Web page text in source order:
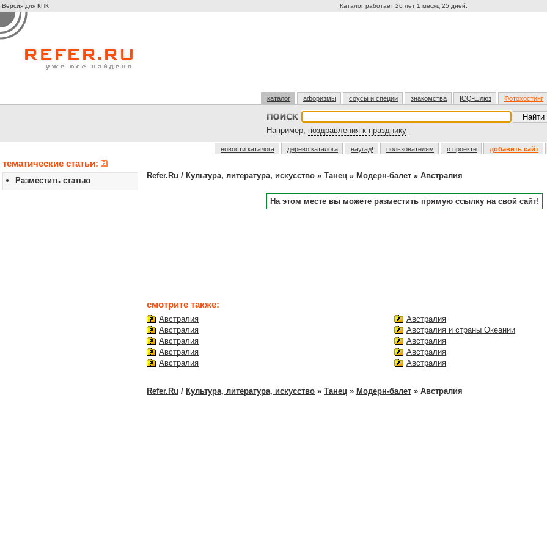
Версия для КПК Каталог работает 26 лет 1 месяц 25 дней.
каталог афоризмы соусы и специи знакомства ICQ-шлюз Фотохостинг
Например, поздравления к празднику
новости каталога дерево каталога наугад! пользователям о проекте добавить сайт
тематические статьи:
Разместить статью
Refer.Ru / Культура, литература, искусство » Танец » Модерн-балет » Австралия
На этом месте вы можете разместить прямую ссылку на свой сайт!
смотрите также:
Австралия
Австралия
Австралия
Австралия
Австралия
Австралия
Австралия и страны Океании
Австралия
Австралия
Австралия
Refer.Ru / Культура, литература, искусство » Танец » Модерн-балет » Австралия